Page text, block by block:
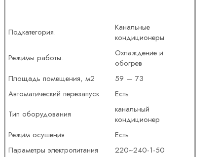
Подкатегория.
Канальные
кондиционеры
Режимы работы.
Охлаждение и
обогрев
Площадь помещения, м2
59 — 73
Автоматический перезапуск
Есть
Тип оборудования
канальный
кондиционер
Режим осушения
Есть
Параметры электропитания
220~240-1-50